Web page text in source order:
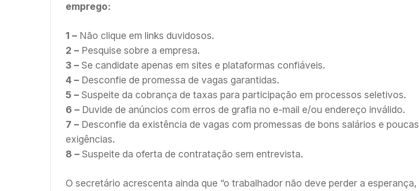
emprego:
1 – Não clique em links duvidosos.
2 – Pesquise sobre a empresa.
3 – Se candidate apenas em sites e plataformas confiáveis.
4 – Desconfie de promessa de vagas garantidas.
5 – Suspeite da cobrança de taxas para participação em processos seletivos.
6 – Duvide de anúncios com erros de grafia no e-mail e/ou endereço inválido.
7 – Desconfie da existência de vagas com promessas de bons salários e poucas
exigências.
8 – Suspeite da oferta de contratação sem entrevista.
O secretário acrescenta ainda que “o trabalhador não deve perder a esperança,